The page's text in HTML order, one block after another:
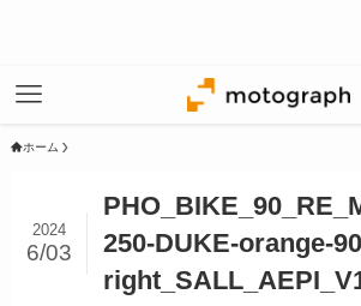
ホーム
250-DUKE-orange-
2024
6/03